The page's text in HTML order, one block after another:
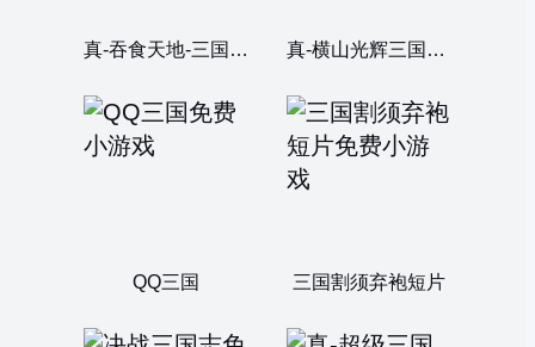
真-吞食天地-三国群雄传中文版 真-横山光辉三国志中文版
QQ三国 三国割须弃袍短片